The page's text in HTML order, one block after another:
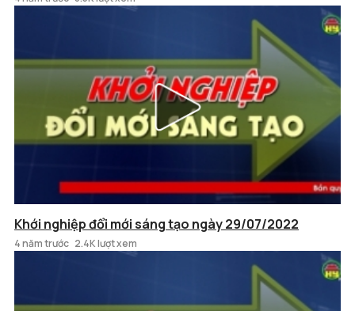
Khới nghiệp đổi mới sáng tạo ngày 29/07/2022
4 năm trước 2.4K lượt xem